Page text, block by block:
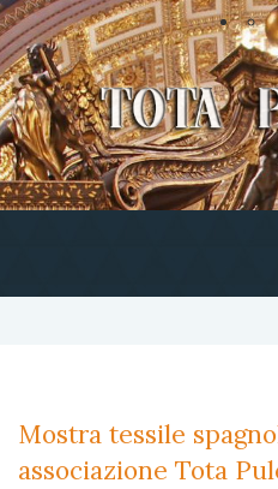
Mostra tessile
associazione Tota